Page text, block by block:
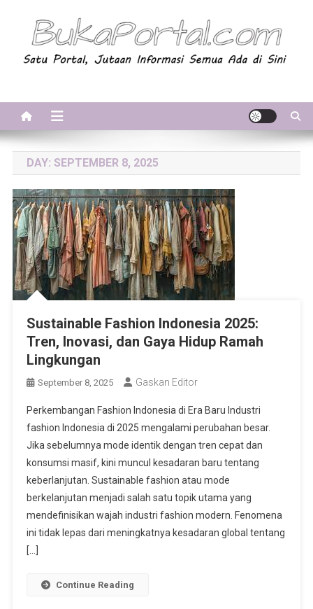
content
DAY: SEPTEMBER 8, 2025
Sustainable Fashion Indonesia 2025:
Tren, Inovasi, dan Gaya Hidup Ramah
Lingkungan
September 8, 2025 Gaskan Editor
Perkembangan Fashion Indonesia di Era Baru Industri
fashion Indonesia di 2025 mengalami perubahan besar.
Jika sebelumnya mode identik dengan tren cepat dan
konsumsi masif, kini muncul kesadaran baru tentang
keberlanjutan. Sustainable fashion atau mode
berkelanjutan menjadi salah satu topik utama yang
mendefinisikan wajah industri fashion modern. Fenomena
ini tidak lepas dari meningkatnya kesadaran global tentang
[…]
Continue Reading